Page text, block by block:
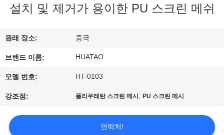
여
공
장
여
행
설치 및 제거가 용이한 PU 스크린 메쉬
원래 장소: 중국
브랜드 이름: HUATAO
모델 번호: HT-0103
강조점: 폴리우레탄 스크린 메시 ,PU 스크린 메시
연락처!